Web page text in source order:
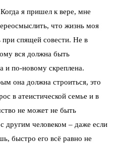
я пришел к вере, мне
что жизнь моя
при спящей совести. Не в
вся должна быть
и по-новому скреплена.
она должна строиться, это
в атеистической семье и в
не может не быть
другим человеком – даже если
быстро его всё равно не